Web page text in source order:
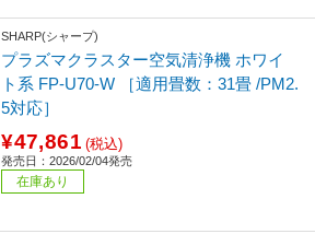
SHARP(シャープ)
プラズマクラスター空気清浄機 ホワイ
ト系 FP-U70-W ［適用畳数：31畳 /PM2.
5対応］
¥47,861 (税込)
発売日：2026/02/04発売
在庫あり